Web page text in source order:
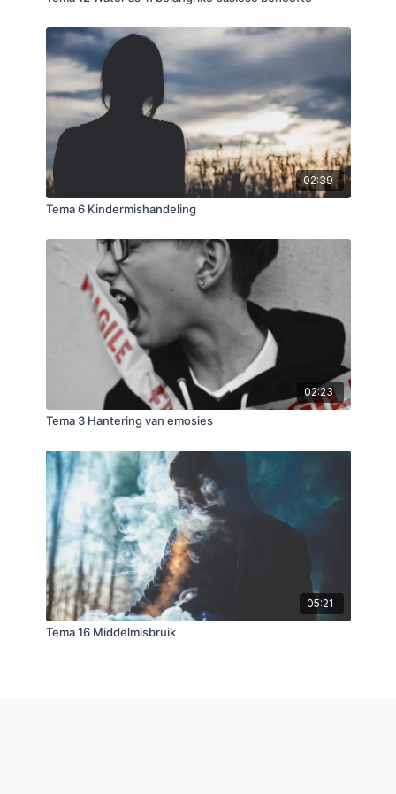
02:39
Tema 6 Kindermishandeling
02:23
Tema 3 Hantering van emosies
05:21
Tema 16 Middelmisbruik